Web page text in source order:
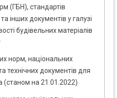
(ГБН), стандартів
інших документів у галузі
будівельних матеріалів
норм, національних
технічних документів для
(станом на 21.01.2022)